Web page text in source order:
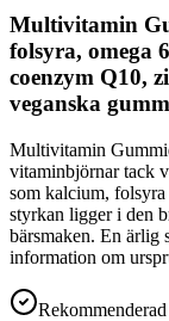
Multivitamin
folsyra, omega
coenzym Q10,
veganska
Multivitamin
vitaminbjörnar tack
som kalcium,
styrkan ligger i den
bärsmaken. En ärlig
information om